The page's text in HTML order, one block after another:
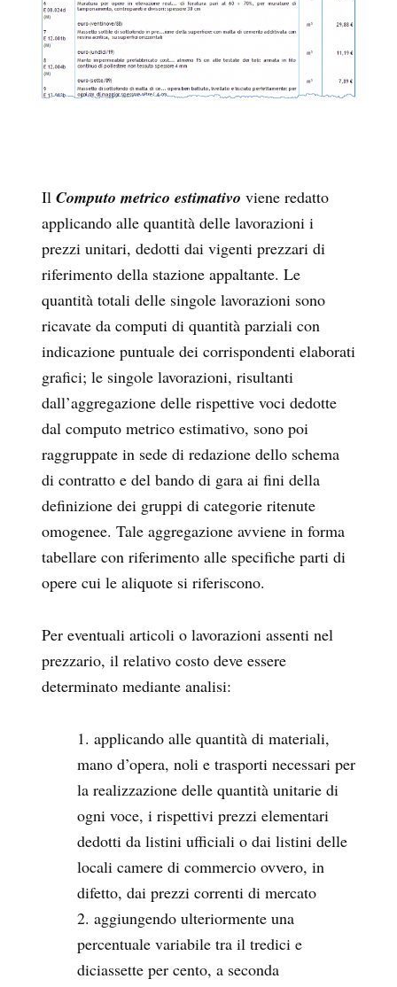
Il Computo metrico estimativo viene redatto
applicando alle quantità delle lavorazioni i
prezzi unitari, dedotti dai vigenti prezzari di
riferimento della stazione appaltante. Le
quantità totali delle singole lavorazioni sono
ricavate da computi di quantità parziali con
indicazione puntuale dei corrispondenti elaborati
grafici; le singole lavorazioni, risultanti
dall’aggregazione delle rispettive voci dedotte
dal computo metrico estimativo, sono poi
raggruppate in sede di redazione dello schema
di contratto e del bando di gara ai fini della
definizione dei gruppi di categorie ritenute
omogenee. Tale aggregazione avviene in forma
tabellare con riferimento alle specifiche parti di
opere cui le aliquote si riferiscono.
Per eventuali articoli o lavorazioni assenti nel
prezzario, il relativo costo deve essere
determinato mediante analisi:
applicando alle quantità di materiali,
mano d’opera, noli e trasporti necessari per
la realizzazione delle quantità unitarie di
ogni voce, i rispettivi prezzi elementari
dedotti da listini ufficiali o dai listini delle
locali camere di commercio ovvero, in
difetto, dai prezzi correnti di mercato
aggiungendo ulteriormente una
percentuale variabile tra il tredici e
diciassette per cento, a seconda